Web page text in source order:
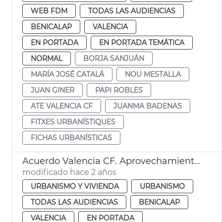
WEB FDM
TODAS LAS AUDIENCIAS
BENICALAP
VALENCIA
EN PORTADA
EN PORTADA TEMÁTICA
NORMAL
BORJA SANJUÁN
MARÍA JOSÉ CATALÁ
NOU MESTALLA
JUAN GINER
PAPI ROBLES
ATE VALENCIA CF
JUANMA BADENAS
FITXES URBANÍSTIQUES
FICHAS URBANÍSTICAS
Acuerdo Valencia CF. Aprovechamiento urbanístico
modificado hace 2 años
URBANISMO Y VIVIENDA
URBANISMO
TODAS LAS AUDIENCIAS
BENICALAP
VALENCIA
EN PORTADA